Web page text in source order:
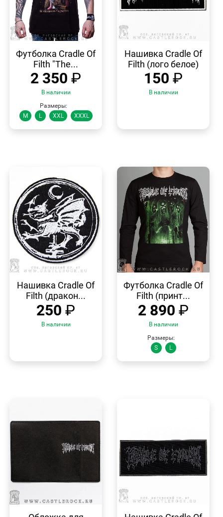
ПРОСМОТР
Футболка Cradle Of
Filth "The...
2 350 ₽
В наличии
Размеры:
M
L XXL XXXL
ПРОСМОТР
Нашивка Cradle Of
Filth (лого белое)
150 ₽
В наличии
ПРОСМОТР
Нашивка Cradle Of
Filth (дракон...
250 ₽
В наличии
ПРОСМОТР
Футболка Cradle Of
Filth (принт...
2 890 ₽
В наличии
Размеры:
S
L
ПРОСМОТР
ПРОСМОТР